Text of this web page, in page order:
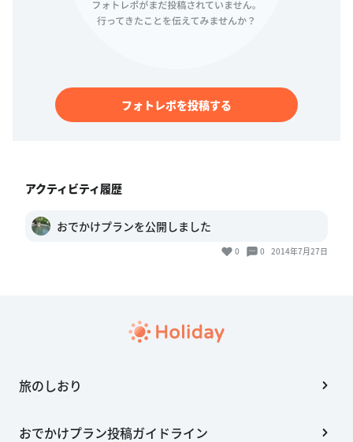
フォトレポを投稿する
アクティビティ履歴
おでかけプランを公開しました
0 0 2014年7月27日
旅のしおり
おでかけプラン投稿ガイドライン